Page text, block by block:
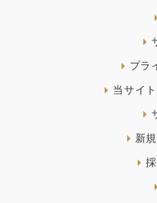
プラ
当サイ
新